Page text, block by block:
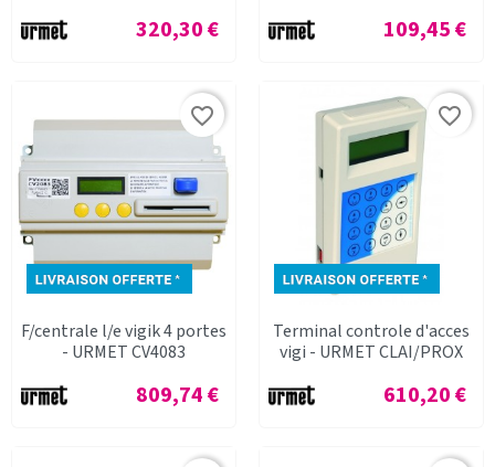
Prix
320,30 €
Prix
109,45 €
F/centrale l/e vigik 4 portes
- URMET CV4083
Prix
809,74 €
favorite_border
Terminal controle d'acces
vigi - URMET CLAI/PROX
Prix
610,20 €
favorite_border